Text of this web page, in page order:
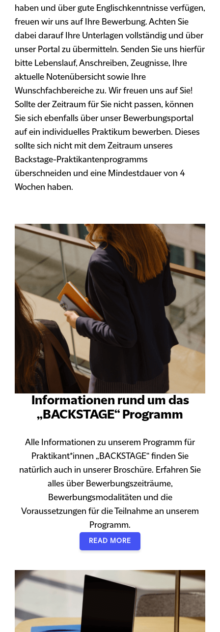
haben und über gute Englischkenntnisse verfügen,
freuen wir uns auf Ihre Bewerbung. Achten Sie
dabei darauf Ihre Unterlagen vollständig und über
unser Portal zu übermitteln. Senden Sie uns hierfür
bitte Lebenslauf, Anschreiben, Zeugnisse, Ihre
aktuelle Notenübersicht sowie Ihre
Wunschfachbereiche zu. Wir freuen uns auf Sie!
Sollte der Zeitraum für Sie nicht passen, können
Sie sich ebenfalls über unser Bewerbungsportal
auf ein individuelles Praktikum bewerben. Dieses
sollte sich nicht mit dem Zeitraum unseres
Backstage-Praktikantenprogramms
überschneiden und eine Mindestdauer von 4
Wochen haben.
Informationen rund um das
„BACKSTAGE“ Programm
Alle Informationen zu unserem Programm für
Praktikant*innen „BACKSTAGE“ finden Sie
natürlich auch in unserer Broschüre. Erfahren Sie
alles über Bewerbungszeiträume,
Bewerbungsmodalitäten und die
Voraussetzungen für die Teilnahme an unserem
Programm.
READ MORE